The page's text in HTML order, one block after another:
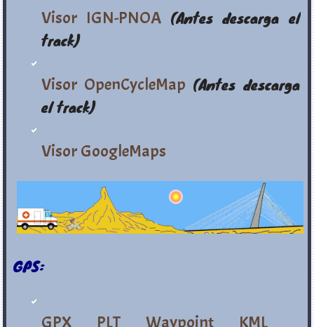
Visor IGN-PNOA(Antes descarga el
track)
Visor OpenCycleMap (Antes descarga
el track)
Visor GoogleMaps
GPS:
GPX PLT Waypoint KML